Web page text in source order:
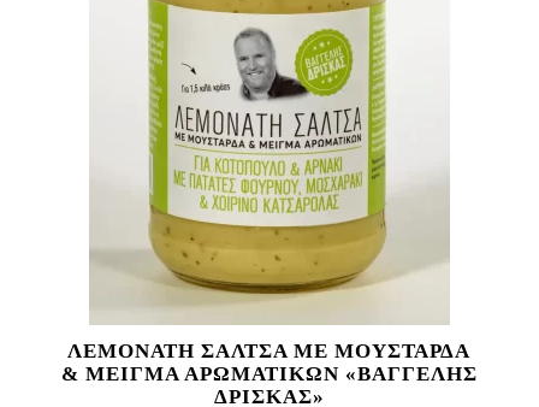
ΛΕΜΟΝΑΤΗ ΣΑΛΤΣΑ ΜΕ ΜΟΥΣΤΑΡΔΑ
& ΜΕΙΓΜΑ ΑΡΩΜΑΤΙΚΩΝ «ΒΑΓΓΕΛΗΣ
ΔΡΙΣΚΑΣ»